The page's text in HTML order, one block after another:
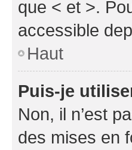
que < et >.
accessible
Haut
Puis-je
Non, il n’est
des mises en